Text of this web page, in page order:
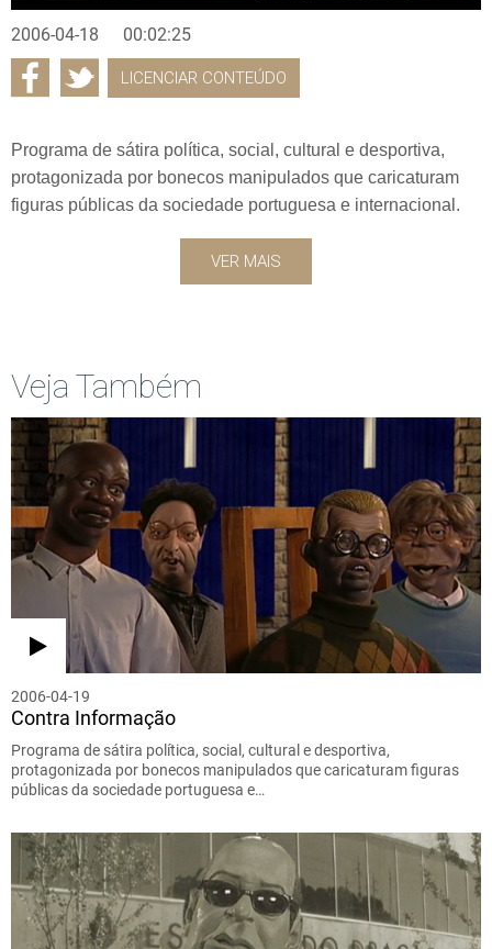
2006-04-18 00:02:25
LICENCIAR CONTEÚDO
Programa de sátira política, social, cultural e desportiva,
protagonizada por bonecos manipulados que caricaturam
figuras públicas da sociedade portuguesa e internacional.
VER MAIS
Veja Também
2006-04-19
Contra Informação
Programa de sátira política, social, cultural e desportiva,
protagonizada por bonecos manipulados que caricaturam figuras
públicas da sociedade portuguesa e…